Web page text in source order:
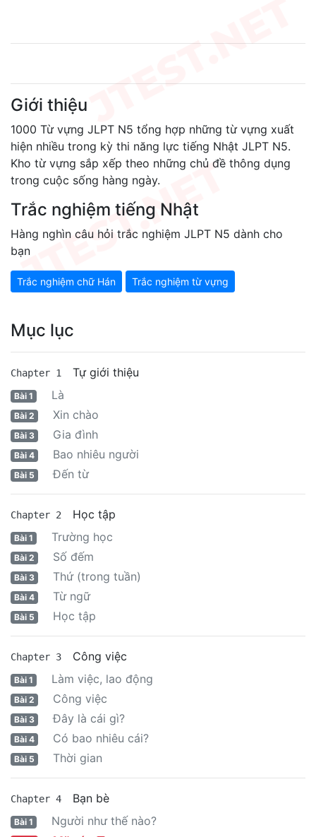
Giới thiệu
1000 Từ vựng JLPT N5 tổng hợp những từ vựng xuất
hiện nhiều trong kỳ thi năng lực tiếng Nhật JLPT N5.
Kho từ vựng sắp xếp theo những chủ đề thông dụng
trong cuộc sống hàng ngày.
Trắc nghiệm tiếng Nhật
Hàng nghìn câu hỏi trắc nghiệm JLPT N5 dành cho
bạn
Trắc nghiệm chữ Hán Trắc nghiệm từ vựng
Mục lục
Chapter 1 Tự giới thiệu
Bài 1 Là
Bài 2 Xin chào
Bài 3 Gia đình
Bài 4 Bao nhiêu người
Bài 5 Đến từ
Chapter 2 Học tập
Bài 1 Trường học
Bài 2 Số đếm
Bài 3 Thứ (trong tuần)
Bài 4 Từ ngữ
Bài 5 Học tập
Chapter 3 Công việc
Bài 1 Làm việc, lao động
Bài 2 Công việc
Bài 3 Đây là cái gì?
Bài 4 Có bao nhiêu cái?
Bài 5 Thời gian
Chapter 4 Bạn bè
Bài 1 Người như thế nào?